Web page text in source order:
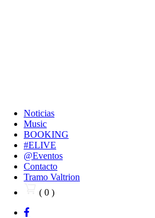
Noticias
Music
BOOKING
#ELIVE
@Eventos
Contacto
Tramo Valtrion
( 0 )